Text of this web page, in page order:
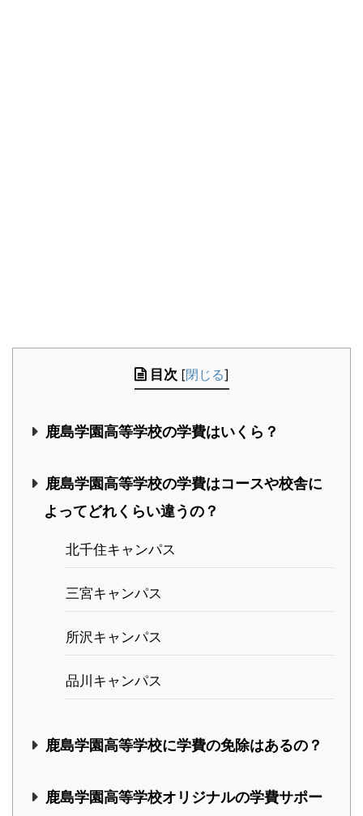
目次 [閉じる]
鹿島学園高等学校の学費はいくら？
鹿島学園高等学校の学費はコースや校舎に
よってどれくらい違うの？
北千住キャンパス
三宮キャンパス
所沢キャンパス
品川キャンパス
鹿島学園高等学校に学費の免除はあるの？
鹿島学園高等学校オリジナルの学費サポー